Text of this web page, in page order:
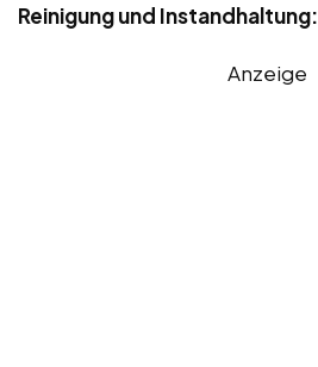
Reinigung und Instandhaltung:
Anzeige